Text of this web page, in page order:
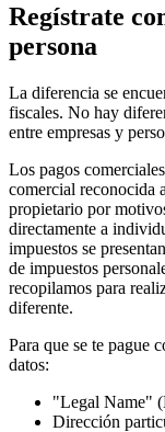
Regístrate
persona
La diferencia se
fiscales. No hay
entre empresas y
Los pagos
comercial reconocida
propietario por
directamente a
impuestos se
de impuestos
recopilamos para
diferente.
Para que se te pague
datos:
"Legal Name"
Dirección